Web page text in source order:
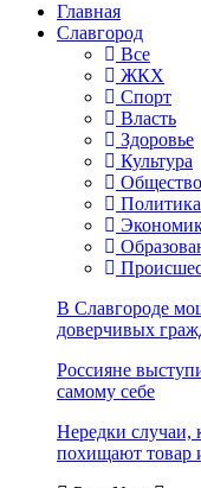
Главная
Славгород
Все
ЖКХ
Спорт
Власть
Здоровье
Культура
Общество
Политика
В Славгороде
доверчивых
Россияне
самому себе
Нередки случаи,
похищают товар